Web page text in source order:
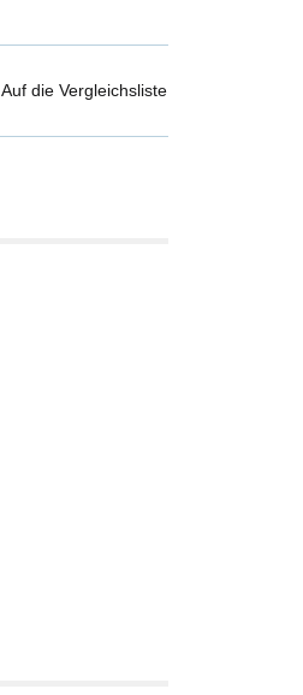
Auf die Vergleichsliste